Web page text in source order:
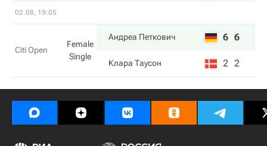
02.08, 19:05
Citi Open
Female
Single
Андреа Петкович 6 6
Клара Таусон 2 2